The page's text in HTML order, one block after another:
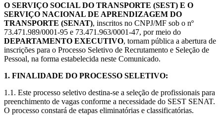
O SERVIÇO SOCIAL DO TRANSPORTE (SEST) E O
SERVIÇO NACIONAL DE APRENDIZAGEM DO
TRANSPORTE (SENAT), inscritos no CNPJ/MF sob o nº
73.471.989/0001-95 e 73.471.963/0001-47, por meio do
DEPARTAMENTO EXECUTIVO, tornam pública a abertura de
inscrições para o Processo Seletivo de Recrutamento e Seleção de
Pessoal, na forma estabelecida neste Comunicado.
1. FINALIDADE DO PROCESSO SELETIVO:
1.1. Este processo seletivo destina-se a seleção de profissionais para
preenchimento de vagas conforme a necessidade do SEST SENAT.
O processo constará de etapas eliminatórias e classificatórias.